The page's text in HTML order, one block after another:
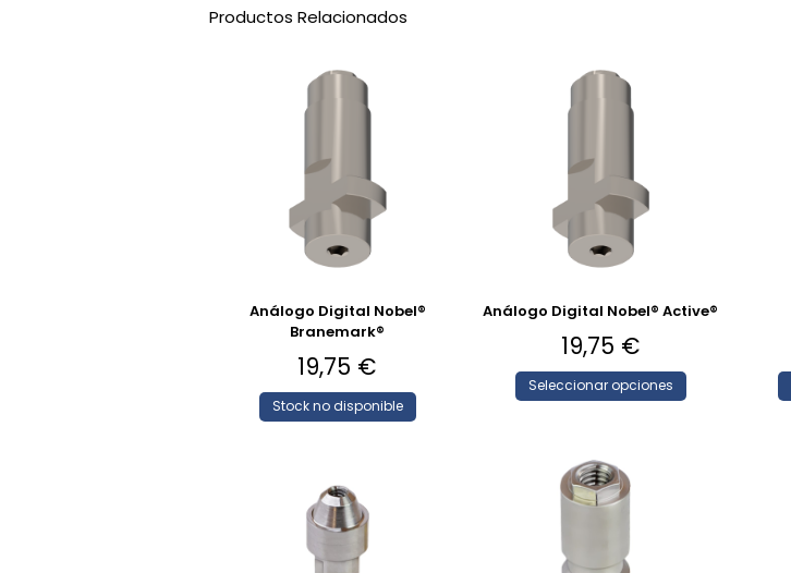
Productos Relacionados
Análogo Digital Nobel®
Branemark®
19,75 €
Stock no disponible
Análogo Digital Nobel® Active®
19,75 €
Seleccionar opciones